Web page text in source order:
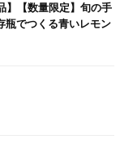
】【数量限定】旬の手
瓶でつくる青いレモン